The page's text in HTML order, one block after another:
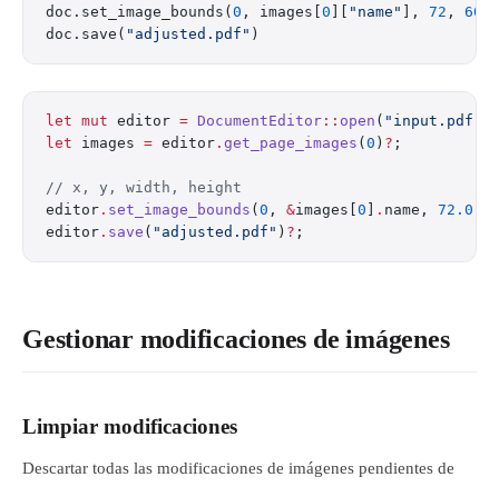
doc.set_image_bounds( 0 , images[ 0 "name" ], 72 , 600
doc.save( "adjusted.pdf" )
let mut editor = DocumentEditor :: open ( "input.pdf"
let images = editor . get_page_images ( 0 ) ? ;
// x, y, width, height
editor . set_image_bounds ( 0 , &images[ 0 . name, 72.0
editor . save ( "adjusted.pdf" ) ? ;
Gestionar modificaciones de imágenes
Limpiar modificaciones
Descartar todas las modificaciones de imágenes pendientes de